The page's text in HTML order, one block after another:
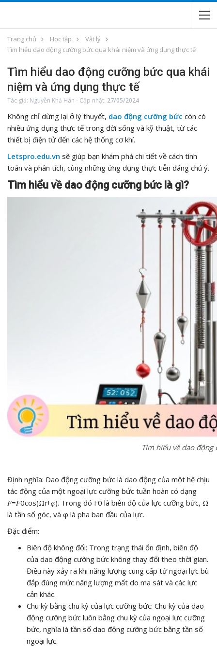
Trang chủ Học tập
Vật lý
Tìm hiểu dao động cưỡng bức qua khái niệm và ứng dụng thực tế
Tìm hiểu dao động cưỡng bức qua khái
niệm và ứng dụng thực tế
Tác giả: Nguyễn Khả Hân - Cập nhật: 27/05/2024
Không chỉ dừng lại ở lý thuyết, dao động cưỡng bức còn có
nhiều ứng dụng thực tế trong đời sống và kỹ thuật, từ các
thiết bị điện tử đến các hệ thống cơ khí.
Letspro.edu.vn sẽ giúp bạn khám phá chi tiết về cách tính
toán và phân tích, cùng những ứng dụng thực tiễn đáng chú ý.
Tìm hiểu về dao động cưỡng bức là gì?
Tìm hiểu về dao động
Định nghĩa: Dao động cưỡng bức là dao động của một hệ chịu
tác động của một ngoại lực cưỡng bức tuần hoàn có dạng
𝐹=𝐹0cos⁡(Ω𝑡+𝜑). Trong đó F0 là biên độ của lực cưỡng bức, Ω
là tần số góc, và φ là pha ban đầu của lực.
Đặc điểm:
Biên độ không đổi: Trong trạng thái ổn định, biên độ
của dao động cưỡng bức không thay đổi theo thời gian.
Điều này xảy ra khi năng lượng cung cấp từ ngoại lực bù
đắp đúng mức năng lượng mất do ma sát và các lực
cản khác.
Chu kỳ bằng chu kỳ của lực cưỡng bức: Chu kỳ của dao
động cưỡng bức luôn bằng chu kỳ của ngoại lực cưỡng
bức, nghĩa là tần số dao động cưỡng bức bằng tần số
ngoại lực.